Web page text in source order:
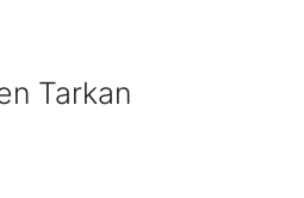
Tarkan